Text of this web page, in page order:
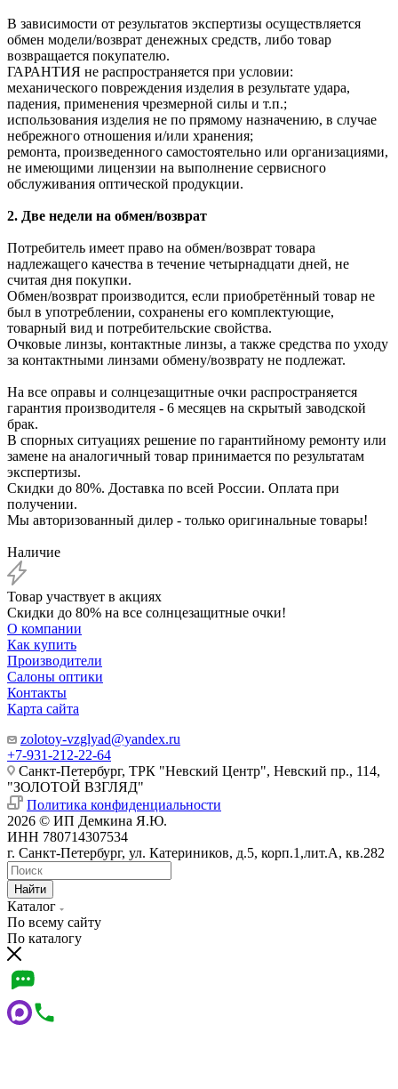
В зависимости от результатов экспертизы осуществляется
обмен модели/возврат денежных средств, либо товар
возвращается покупателю.
ГАРАНТИЯ не распространяется при условии:
механического повреждения изделия в результате удара,
падения, применения чрезмерной силы и т.п.;
использования изделия не по прямому назначению, в случае
небрежного отношения и/или хранения;
ремонта, произведенного самостоятельно или организациями,
не имеющими лицензии на выполнение сервисного
обслуживания оптической продукции.
2. Две недели на обмен/возврат
Потребитель имеет право на обмен/возврат товара
надлежащего качества в течение четырнадцати дней, не
считая дня покупки.
Обмен/возврат производится, если приобретённый товар не
был в употреблении, сохранены его комплектующие,
товарный вид и потребительские свойства.
Очковые линзы, контактные линзы, а также средства по уходу
за контактными линзами обмену/возврату не подлежат.
На все оправы и солнцезащитные очки распространяется
гарантия производителя - 6 месяцев на скрытый заводской
брак.
В спорных ситуациях решение по гарантийному ремонту или
замене на аналогичный товар принимается по результатам
экспертизы.
Скидки до 80%. Доставка по всей России. Оплата при
получении.
Мы авторизованный дилер - только оригинальные товары!
Наличие
Товар участвует в акциях
Скидки до 80% на все солнцезащитные очки!
О компании
Как купить
Производители
Салоны оптики
Контакты
Карта сайта
zolotoy-vzglyad@yandex.ru
+7-931-212-22-64
Санкт-Петербург, ТРК "Невский Центр", Невский пр., 114,
"ЗОЛОТОЙ ВЗГЛЯД"
Политика конфиденциальности
2026 © ИП Демкина Я.Ю.
ИНН 780714307534
г. Санкт-Петербург, ул. Катериников, д.5, корп.1,лит.А, кв.282
Найти
Каталог
По всему сайту
По каталогу